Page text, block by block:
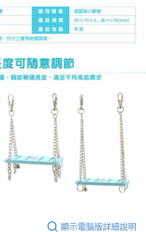
顯示電腦版詳細說明